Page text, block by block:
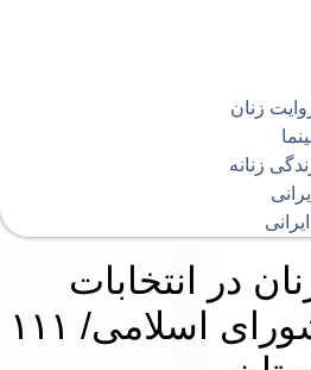
زنان
زنانه
در انتخابات
ادوار مجلس شورای اسلامی/ ۱۱۱